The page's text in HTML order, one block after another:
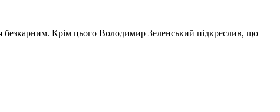
безкарним. Крім цього Володимир Зеленський підкреслив, що